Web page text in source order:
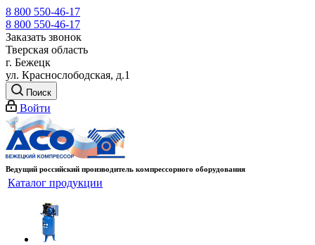
8 800 550-46-17
8 800 550-46-17
Заказать звонок
Тверская область
г. Бежецк
ул. Краснослободская, д.1
Поиск
Войти
Ведущий российский производитель компрессорного оборудования
Каталог продукции